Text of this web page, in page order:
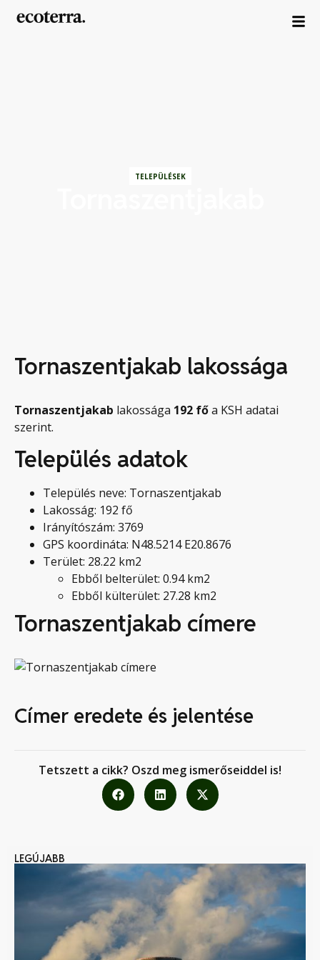
TELEPÜLÉSEK
Tornaszentjakab lakossága
Tornaszentjakab lakossága 192 főa KSH adatai
szerint.
Település adatok
Település neve: Tornaszentjakab
Lakosság: 192 fő
Irányítószám: 3769
GPS koordináta: N48.5214 E20.8676
Terület: 28.22 km2
Ebből belterület: 0.94 km2
Ebből külterület: 27.28 km2
Tornaszentjakab címere
Címer eredete és jelentése
Tetszett a cikk? Oszd meg ismerőseiddel is!
LEGÚJABB